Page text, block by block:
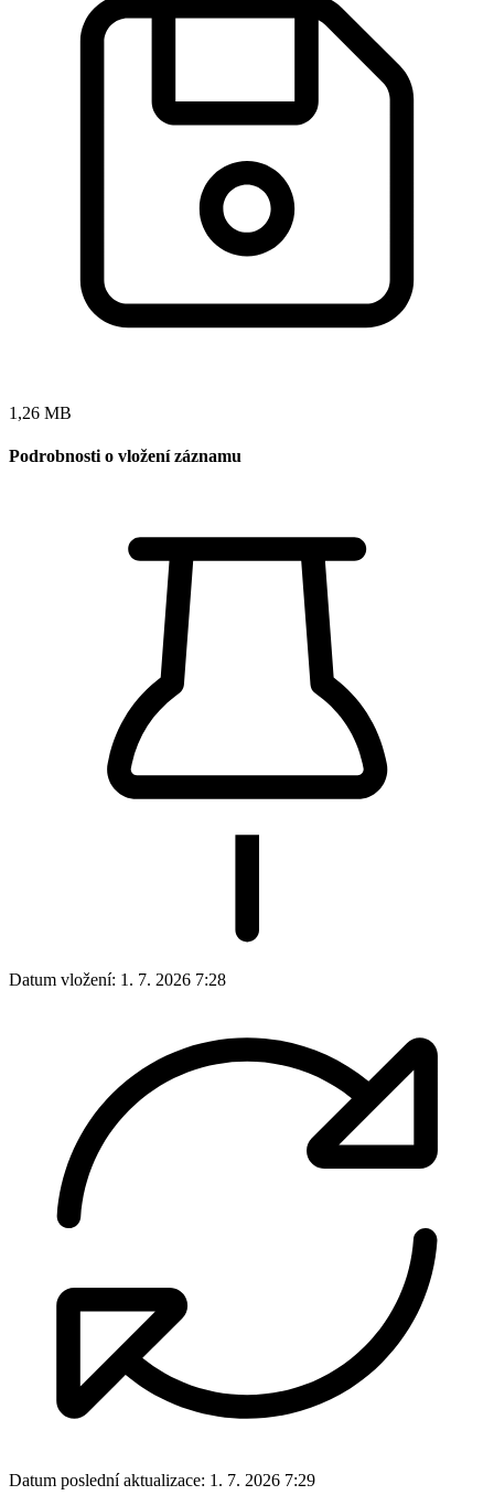
1,26 MB
Podrobnosti o vložení záznamu
Datum vložení: 1. 7. 2026 7:28
Datum poslední aktualizace: 1. 7. 2026 7:29